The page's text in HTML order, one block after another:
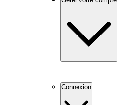
Connexion